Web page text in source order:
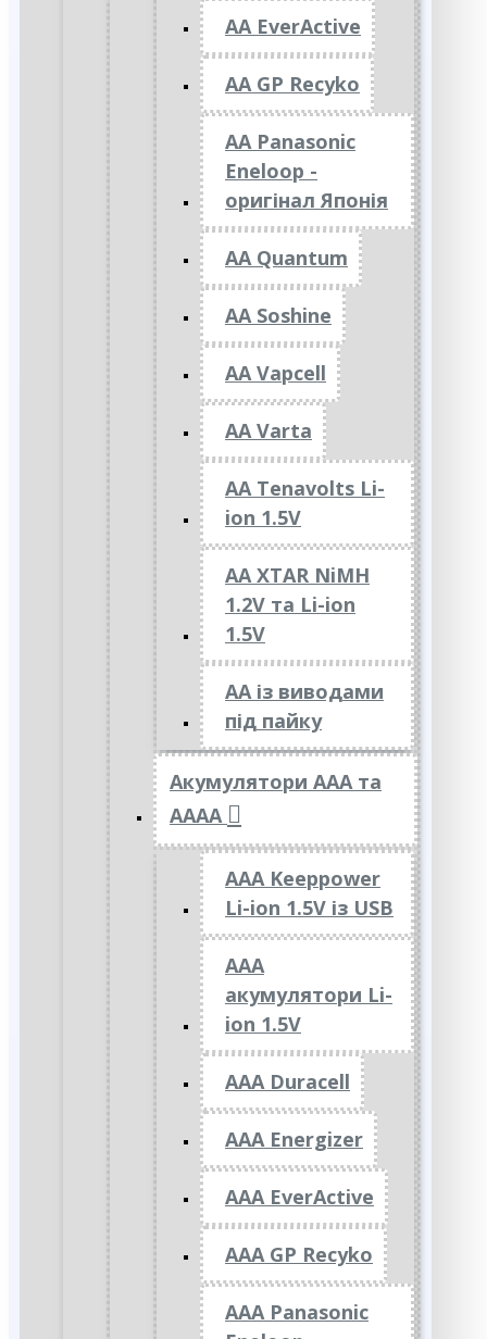
AA EverActive
AA GP Recyko
AA Panasonic
Eneloop -
оригінал Японія
AA Quantum
AA Soshine
AA Vapcell
AA Varta
AA Tenavolts Li-
ion 1.5V
AA XTAR NiMH
1.2V та Li-ion
1.5V
АА із виводами
під пайку
Акумулятори ААА та
АААА
AAA Keeppower
Li-ion 1.5V із USB
ААА
акумулятори Li-
ion 1.5V
AAA Duracell
AAA Energizer
AAA EverActive
AAA GP Recyko
AAA Panasonic